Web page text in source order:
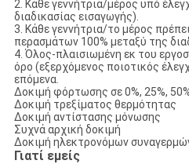
2. Κάθε γεννήτρια/μέρος υπό
διαδικασίας εισαγωγής).
3. Κάθε γεννήτρια/το μέρος
περασμάτων 100% μεταξύ της
4. Όλος-πλαισιωμένη εκ του
όρο (εξερχόμενος ποιοτικός
επόμενα.
Δοκιμή φόρτωσης σε 0%, 25%,
Δοκιμή τρεξίματος θερμότητας
Δοκιμή αντίστασης μόνωσης
Συχνά αρχική δοκιμή
Δοκιμή ηλεκτρονόμων
Γιατί εμείς